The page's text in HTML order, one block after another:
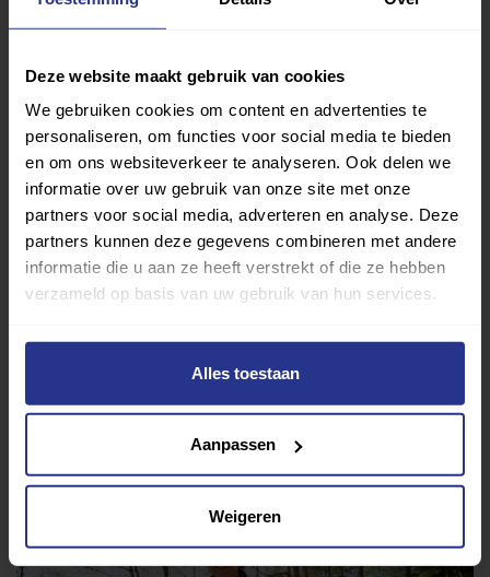
Deze website maakt gebruik van cookies
We gebruiken cookies om content en advertenties te
personaliseren, om functies voor social media te bieden
en om ons websiteverkeer te analyseren. Ook delen we
informatie over uw gebruik van onze site met onze
partners voor social media, adverteren en analyse. Deze
partners kunnen deze gegevens combineren met andere
informatie die u aan ze heeft verstrekt of die ze hebben
verzameld op basis van uw gebruik van hun services.
Alles toestaan
Aanpassen
Weigeren
Verder lezen over
Ervaringen Gezondheid Inspiratie
Lifestyle Tech Tips & tricks
Terug naar nieuwsoverzicht
Aanbevolen berichten